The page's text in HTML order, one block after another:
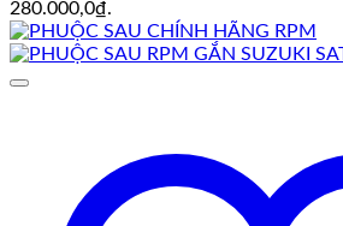
280.000,0₫.